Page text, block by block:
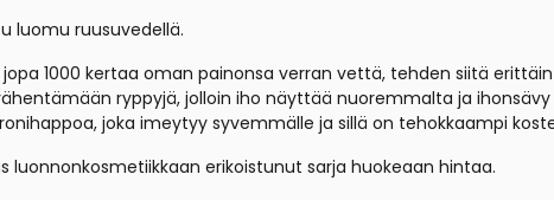
luomu ruusuvedellä.
1000 kertaa oman painonsa verran vettä, tehden siitä
ryppyjä, jolloin iho näyttää nuoremmalta ja
joka imeytyy syvemmälle ja sillä on tehokkaampi
luonnonkosmetiikkaan erikoistunut sarja huokeaan hintaa.